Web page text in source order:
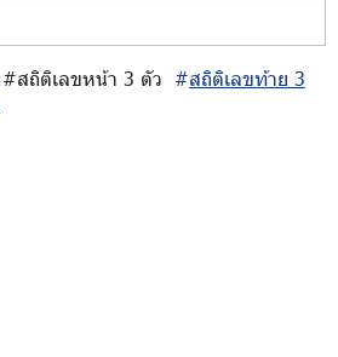
#สถิติเลขหน้า 3 ตัว #สถิติเลขท้าย 3